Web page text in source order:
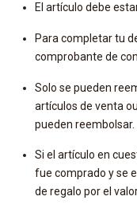
El artículo debe
Para completar tu
comprobante de
Solo se pueden
artículos de venta
pueden reembolsar.
Si el artículo en
fue comprado y se
de regalo por el